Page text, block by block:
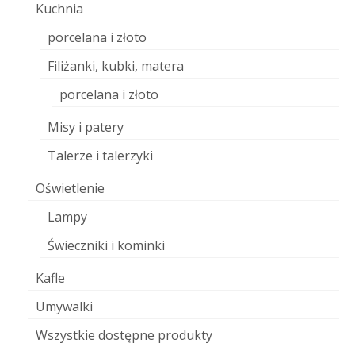
Kuchnia
porcelana i złoto
Filiżanki, kubki, matera
porcelana i złoto
Misy i patery
Talerze i talerzyki
Oświetlenie
Lampy
Świeczniki i kominki
Kafle
Umywalki
Wszystkie dostępne produkty